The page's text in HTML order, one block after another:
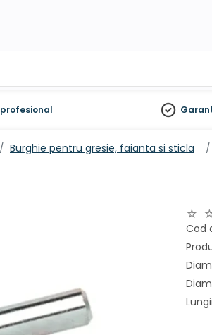
profesional
Burghie pentru gresie, faianta si sticla
Cod